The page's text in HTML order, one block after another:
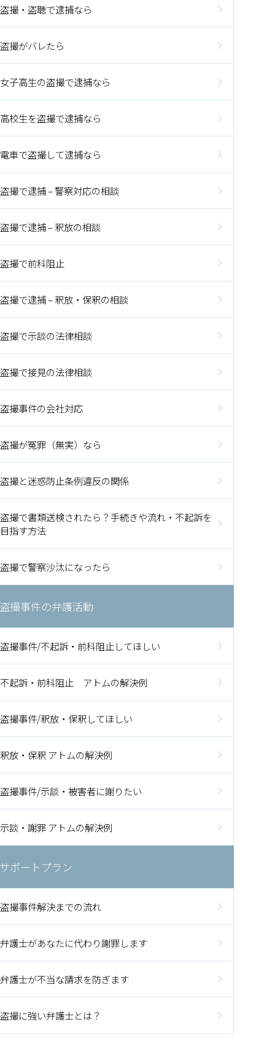
盗撮・盗聴で逮捕なら
盗撮がバレたら
女子高生の盗撮で逮捕なら
高校生を盗撮で逮捕なら
電車で盗撮して逮捕なら
盗撮で逮捕 – 警察対応の相談
盗撮で逮捕 – 釈放の相談
盗撮で前科阻止
盗撮で逮捕 – 釈放・保釈の相談
盗撮で示談の法律相談
盗撮で接見の法律相談
盗撮事件の会社対応
盗撮が冤罪（無実）なら
盗撮と迷惑防止条例違反の関係
盗撮で書類送検されたら？手続きや流れ・不起訴を
目指す方法
盗撮で警察沙汰になったら
撮事件の弁護活動
盗撮事件/不起訴・前科阻止してほしい
不起訴・前科阻止 アトムの解決例
盗撮事件/釈放・保釈してほしい
釈放・保釈 アトムの解決例
盗撮事件/示談・被害者に謝りたい
示談・謝罪 アトムの解決例
ポートプラン
盗撮事件解決までの流れ
弁護士があなたに代わり謝罪します
弁護士が不当な請求を防ぎます
盗撮に強い弁護士とは？